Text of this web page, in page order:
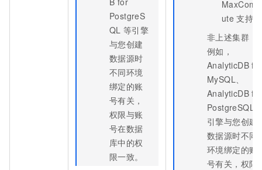
PostgreS
QL 等引擎
与您创建
数据源时
不同环境
绑定的账
号有关，
权限与账
号在数据
库中的权
限一致。
MaxComp
ute 支持）
非上述集群，
例如，
AnalyticDB for
MySQL、
AnalyticDB for
PostgreSQL
引擎与您创建
数据源时不同
环境绑定的账
号有关，权限